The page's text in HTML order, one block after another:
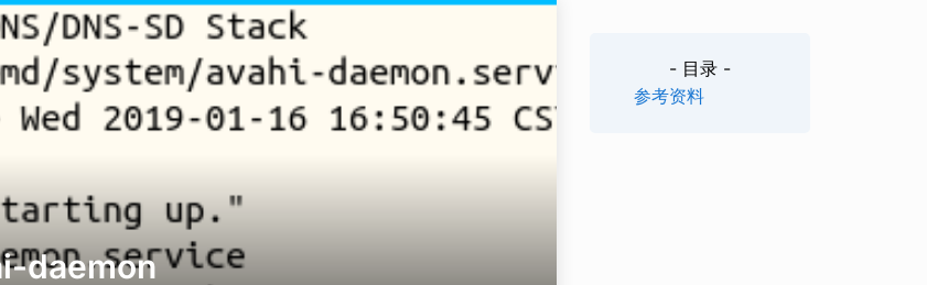
daemon
- 目录 -
参考资料